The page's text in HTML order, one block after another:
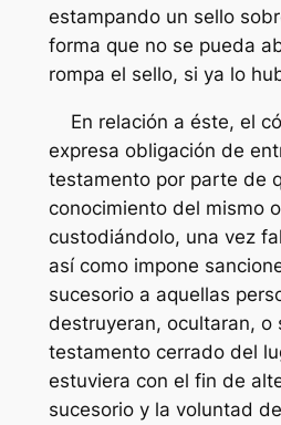
estampando un sello
forma que no se pueda
rompa el sello, si ya lo
En relación a éste, el
expresa obligación de
testamento por parte de
conocimiento del mismo
custodiándolo, una vez
así como impone
sucesorio a aquellas
destruyeran, ocultaran, o
testamento cerrado del
estuviera con el fin de
sucesorio y la voluntad